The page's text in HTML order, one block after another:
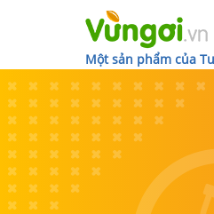
Một sản phẩm của